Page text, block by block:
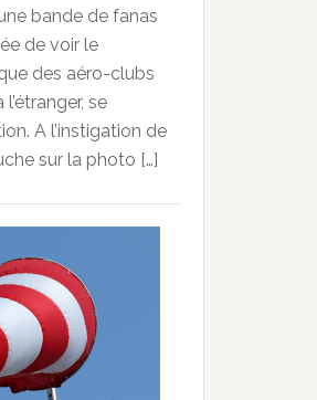
bande de fanas
de voir le
des aéro-clubs
se
A l’instigation de
sur la photo […]